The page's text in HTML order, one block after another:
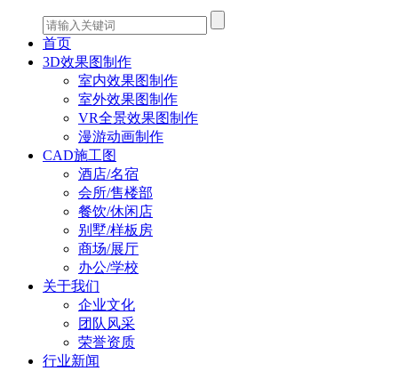
首页
3D效果图制作
室内效果图制作
室外效果图制作
VR全景效果图制作
漫游动画制作
CAD施工图
酒店/名宿
会所/售楼部
餐饮/休闲店
别墅/样板房
商场/展厅
办公/学校
关于我们
企业文化
团队风采
荣誉资质
行业新闻